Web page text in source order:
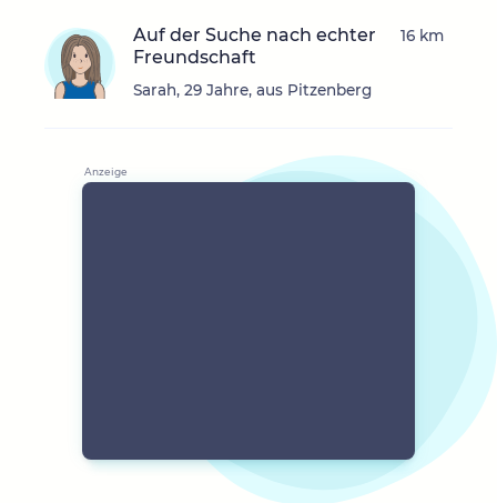
Auf der Suche nach echter
Freundschaft
Sarah, 29 Jahre, aus Pitzenberg
16 km